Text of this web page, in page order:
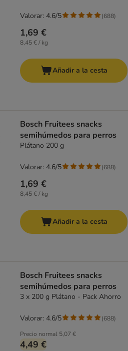
1,69 €
8,45 € / kg
Valorar: 4.6/5 (688)
Añadir a la cesta
Bosch Fruitees snacks
semihúmedos para perros
Plátano 200 g
1,69 €
8,45 € / kg
Valorar: 4.6/5 (688)
Añadir a la cesta
Bosch Fruitees snacks
semihúmedos para perros
3 x 200 g Plátano - Pack Ahorro
Precio normal 5,07 €
4,49 €
Valorar: 4.6/5 (688)